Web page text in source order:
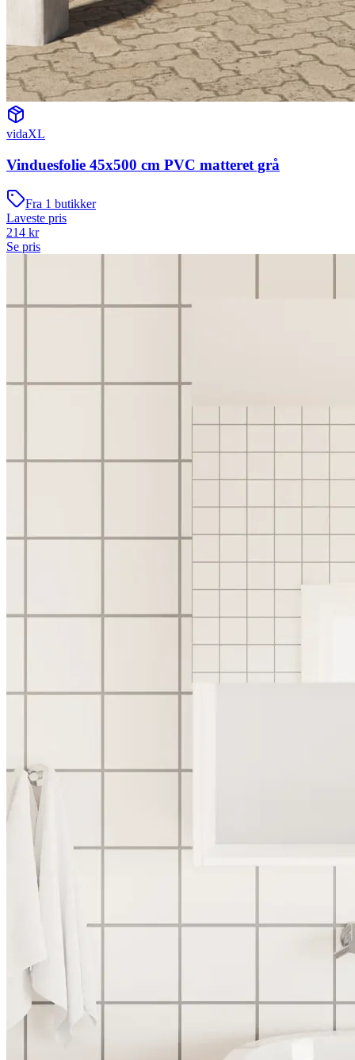
vidaXL
Vinduesfolie 45x500 cm PVC matteret grå
Fra 1 butikker
Laveste pris
214 kr
Se pris